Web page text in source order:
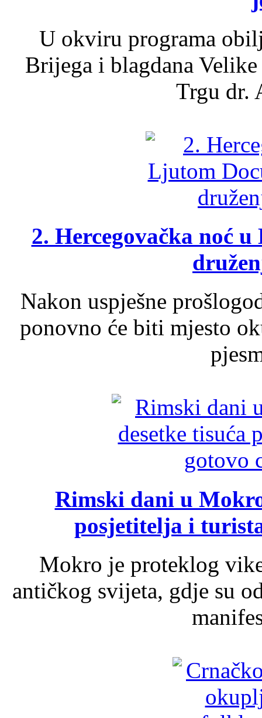
U okviru programa
Brijega i blagdana
Trgu dr.
2. Hercegovačka noć
Nakon uspješne
ponovno će biti mjesto
Rimski dani u
posjetitelja i
Mokro je proteklog
antičkog svijeta, gdje su